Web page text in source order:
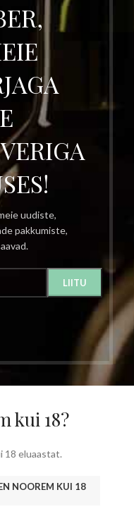
uudiste,
pakkumiste,
kui 18?
18 eluaastat.
NOOREM KUI 18